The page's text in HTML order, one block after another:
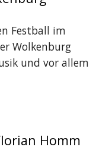
Festball im
Wolkenburg
und vor allem
Homm